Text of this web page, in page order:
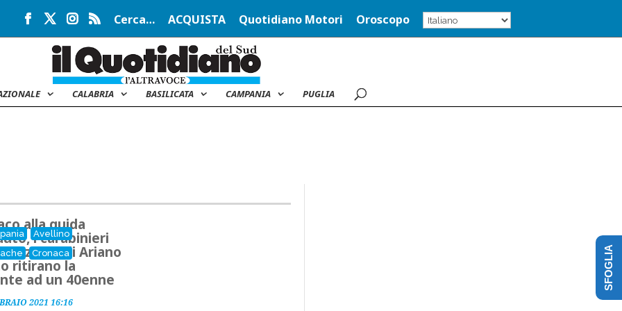
Cerca… ACQUISTA Quotidiano Motori Oroscopo
CALABRIA BASILICATA CAMPANIA PUGLIA
Avellino
Cronaca
alla guida
i carabinieri
stazione di Ariano
ritirano la
ad un 40enne
2021 16:16
SFOGLIA